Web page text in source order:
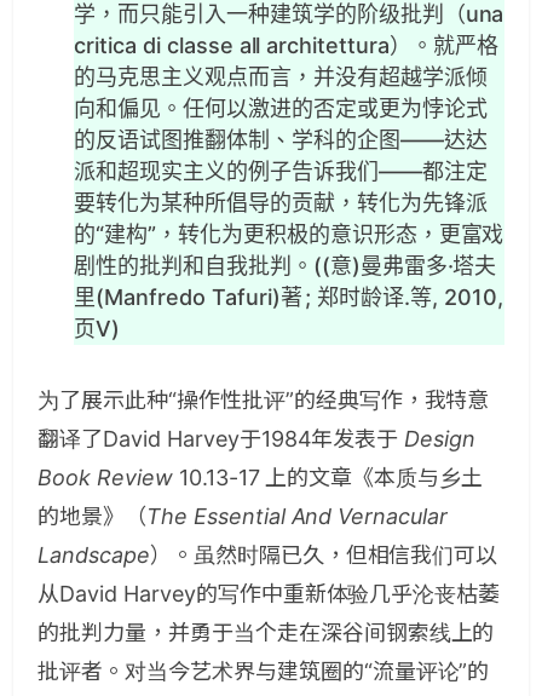
学，而只能引入一种建筑学的阶级批判（una
critica di classe all architettura）。就严格
的马克思主义观点而言，并没有超越学派倾
向和偏见。任何以激进的否定或更为悖论式
的反语试图推翻体制、学科的企图——达达
派和超现实主义的例子告诉我们——都注定
要转化为某种所倡导的贡献，转化为先锋派
的“建构”，转化为更积极的意识形态，更富戏
剧性的批判和自我批判。((意)曼弗雷多·塔夫
里(Manfredo Tafuri)著 ; 郑时龄译.等, 2010,
页V)
为了展示此种“操作性批评”的经典写作，我特意
翻译了David Harvey于1984年发表于Design
Book Review10.13-17 上的文章《本质与乡土
的地景》（The Essential And Vernacular
Landscape）。虽然时隔已久，但相信我们可以
从David Harvey的写作中重新体验几乎沦丧枯萎
的批判力量，并勇于当个走在深谷间钢索线上的
批评者。对当今艺术界与建筑圈的“流量评论”的